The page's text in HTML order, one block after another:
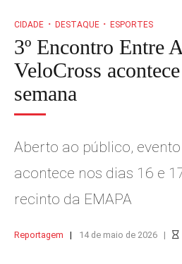
CIDADE DESTAQUE ESPORTES
3º Encontro Entre
VeloCross
semana
Aberto ao público,
acontece nos dias 16 e
recinto da EMAPA
Reportagem 14 de maio de 2026